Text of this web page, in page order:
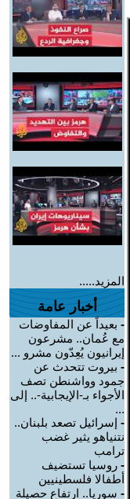
المزيد.....
أخبار عامة
- بعيداً عن المفاوضات
مع عُمان.. مشرعون
إيرانيون يُعِدّون مشرو ...
- بيروت تتحدث عن
جمود وواشنطن تصف
الأجواء بـ-الإيجابية-.. إلى
...
- إسرائيل تصعد بلبنان..
نتنياهو يثير غضب
ترامب
- روسيا تستضيف
أطفالا فلسطينيين
- سوريا.. ارتفاع حصيلة